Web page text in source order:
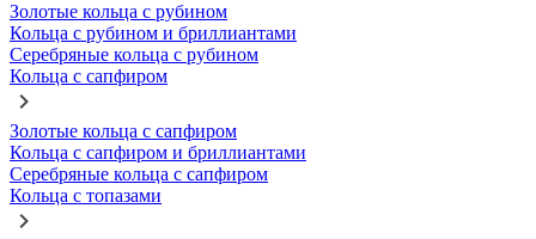
Золотые кольца с рубином
Кольца с рубином и бриллиантами
Серебряные кольца с рубином
Кольца с сапфиром
Золотые кольца с сапфиром
Кольца с сапфиром и бриллиантами
Серебряные кольца с сапфиром
Кольца с топазами